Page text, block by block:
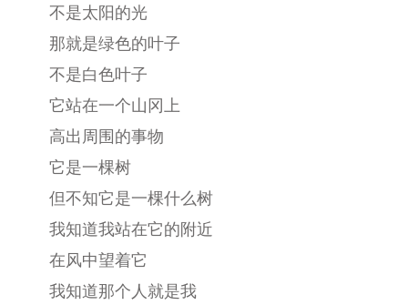
不是太阳的光
那就是绿色的叶子
不是白色叶子
它站在一个山冈上
高出周围的事物
它是一棵树
但不知它是一棵什么树
我知道我站在它的附近
在风中望着它
我知道那个人就是我